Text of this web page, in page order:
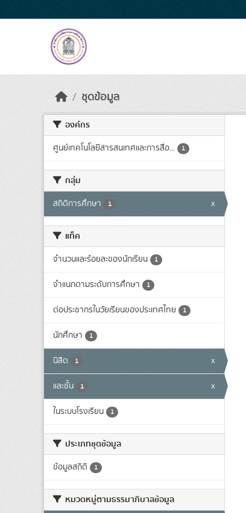
ชุดข้อมูล
องค์กร
ศูนย์เทคโนโลยีสารสนเทศและการสื่อ... 1
กลุ่ม
สถิติการศึกษา 1 x
แท็ค
จำนวนและร้อยละของนักเรียน 1
จำแนกตามระดับการศึกษา 1
ต่อประชากรในวัยเรียนของประเทศไทย 1
นักศึกษา 1
นิสิต 1 x
และชั้น 1 x
ในระบบโรงเรียน 1
ประเภทชุดข้อมูล
ข้อมูลสถิติ 1
หมวดหมู่ตามธรรมาภิบาลข้อมูล